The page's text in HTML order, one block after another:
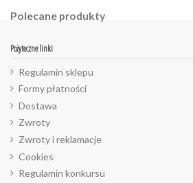
Polecane produkty
Pożyteczne linki
Regulamin sklepu
Formy płatności
Dostawa
Zwroty
Zwroty i reklamacje
Cookies
Regulamin konkursu